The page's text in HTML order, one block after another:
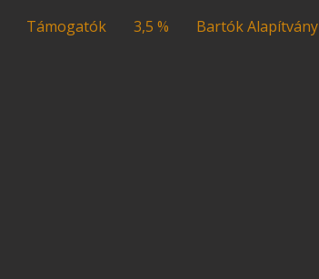
Támogatók 3,5 % Bartók Alapítvány